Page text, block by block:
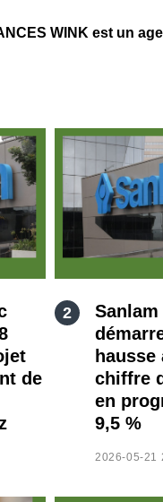
WINK est un
de
hausse
chiffre
en
9,5 %
2026-05-21